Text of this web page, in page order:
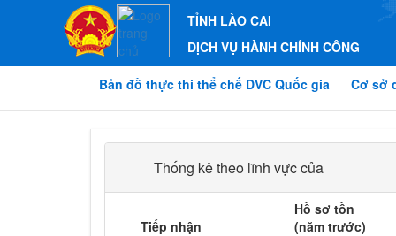
TỈNH LÀO CAI
DỊCH VỤ HÀNH CHÍNH CÔNG
Bản đồ thực thi thể chế DVC Quốc gia Cơ sở
Thống kê theo lĩnh vực của
Tiếp nhận
Hồ sơ tồn
(năm trước)